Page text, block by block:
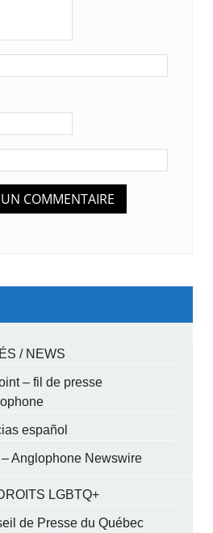
/ NEWS
– fil de presse
español
– Anglophone Newswire
LGBTQ+
de Presse du Québec